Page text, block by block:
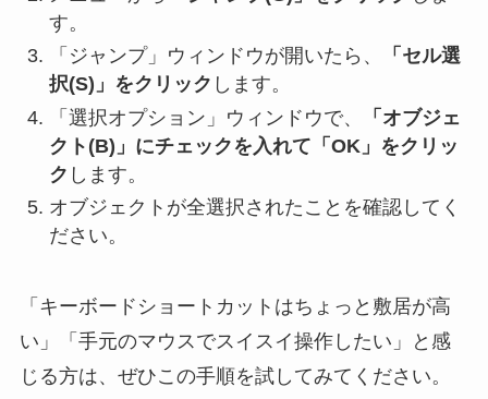
す。
「ジャンプ」ウィンドウが開いたら、
「セル選
択(S)」をクリック します。
「選択オプション」ウィンドウで、
「オブジェ
クト(B)」にチェックを入れて「OK」をクリッ
ク します。
オブジェクトが全選択されたことを確認してく
ださい。
「キーボードショートカットはちょっと敷居が高
い」「手元のマウスでスイスイ操作したい」と感
じる方は、ぜひこの手順を試してみてください。